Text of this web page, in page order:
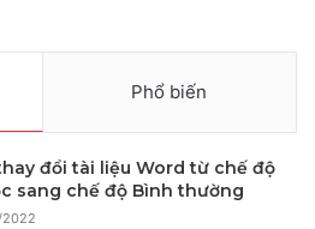
Phổ biến
đổi tài liệu Word từ chế độ
sang chế độ Bình thường